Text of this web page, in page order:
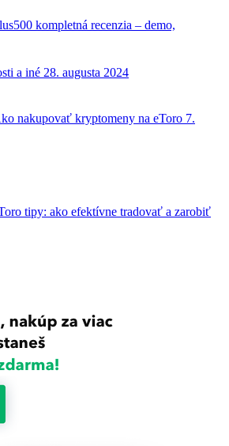
kompletná recenzia – demo,
a iné 28. augusta 2024
nakupovať kryptomeny na eToro 7.
tipy: ako efektívne tradovať a zarobiť